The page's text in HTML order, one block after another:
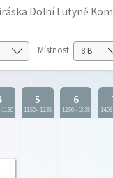
Dolní Lutyně
Místnost
11:30
5
11:50- 12:35
6
12:50- 13:35 14:05